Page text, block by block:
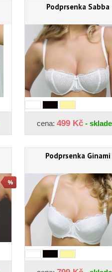
Podprsenka Sabba
cena: 499 Kč -
Podprsenka Ginami